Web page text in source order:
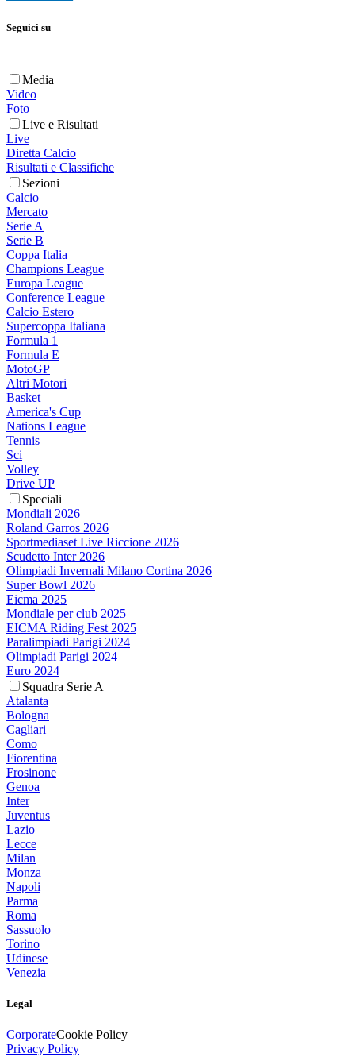
Seguici su
Media
Video
Foto
Live e Risultati
Live
Diretta Calcio
Risultati e Classifiche
Sezioni
Calcio
Mercato
Serie A
Serie B
Coppa Italia
Champions League
Europa League
Conference League
Calcio Estero
Supercoppa Italiana
Formula 1
Formula E
MotoGP
Altri Motori
Basket
America's Cup
Nations League
Tennis
Sci
Volley
Drive UP
Speciali
Mondiali 2026
Roland Garros 2026
Sportmediaset Live Riccione 2026
Scudetto Inter 2026
Olimpiadi Invernali Milano Cortina 2026
Super Bowl 2026
Eicma 2025
Mondiale per club 2025
EICMA Riding Fest 2025
Paralimpiadi Parigi 2024
Olimpiadi Parigi 2024
Euro 2024
Squadra Serie A
Atalanta
Bologna
Cagliari
Como
Fiorentina
Frosinone
Genoa
Inter
Juventus
Lazio
Lecce
Milan
Monza
Napoli
Parma
Roma
Sassuolo
Torino
Udinese
Venezia
Legal
CorporateCookie Policy
Privacy Policy